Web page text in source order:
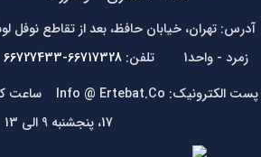
زمرد - واحد1 تلفن:
66717328-66727433
17، پنجشنبه 9 الی 13